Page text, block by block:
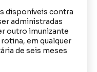
disponíveis contra
administradas
outro imunizante
em qualquer
de seis meses